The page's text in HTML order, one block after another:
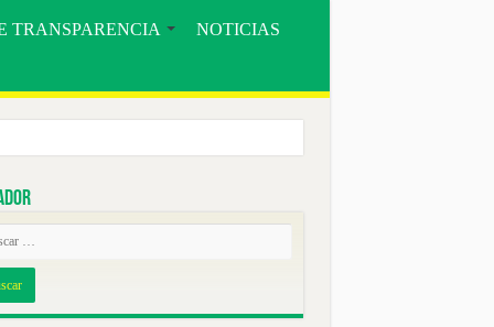
TRANSPARENCIA NOTICIAS
BOSQUE SECO Y EL MUNICIPIO DE CELICA